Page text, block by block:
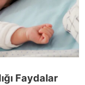
Faydalar